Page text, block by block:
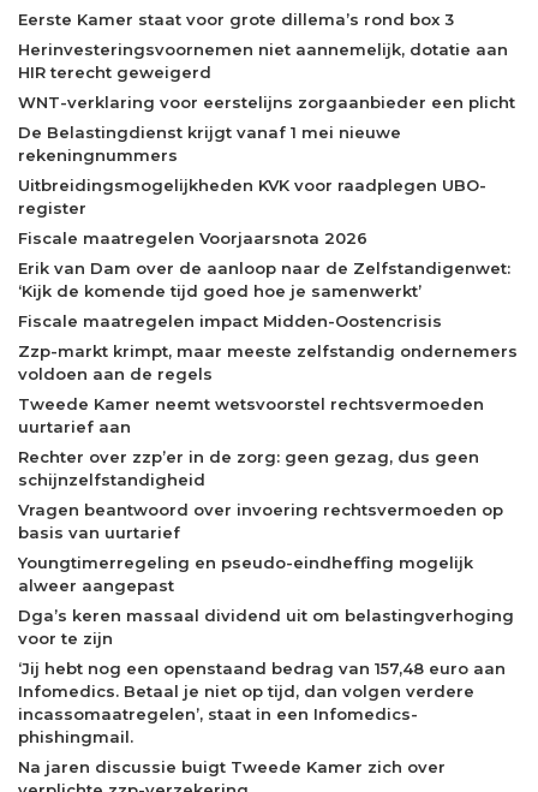
Eerste Kamer staat voor grote dillema’s rond box 3
Herinvesteringsvoornemen niet aannemelijk, dotatie aan
HIR terecht geweigerd
WNT-verklaring voor eerstelijns zorgaanbieder een plicht
De Belastingdienst krijgt vanaf 1 mei nieuwe
rekeningnummers
Uitbreidingsmogelijkheden KVK voor raadplegen UBO-
register
Fiscale maatregelen Voorjaarsnota 2026
Erik van Dam over de aanloop naar de Zelfstandigenwet:
‘Kijk de komende tijd goed hoe je samenwerkt’
Fiscale maatregelen impact Midden-Oostencrisis
Zzp-markt krimpt, maar meeste zelfstandig ondernemers
voldoen aan de regels
Tweede Kamer neemt wetsvoorstel rechtsvermoeden
uurtarief aan
Rechter over zzp’er in de zorg: geen gezag, dus geen
schijnzelfstandigheid
Vragen beantwoord over invoering rechtsvermoeden op
basis van uurtarief
Youngtimerregeling en pseudo-eindheffing mogelijk
alweer aangepast
Dga’s keren massaal dividend uit om belastingverhoging
voor te zijn
‘Jij hebt nog een openstaand bedrag van 157,48 euro aan
Infomedics. Betaal je niet op tijd, dan volgen verdere
incassomaatregelen’, staat in een Infomedics-
phishingmail.
Na jaren discussie buigt Tweede Kamer zich over